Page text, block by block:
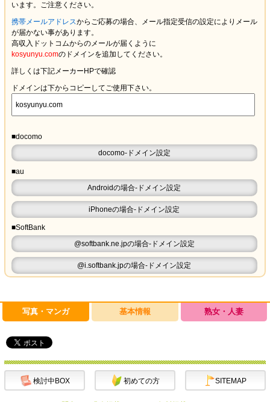
います。ご注意ください。
携帯メールアドレスからご応募の場合、メール指定受信の設定により メール
が届かない事があります。
高収入ドットコムからのメールが届くように
kosyunyu.comのドメインを追加してください。
詳しくは下記メーカーHPで確認
ドメインは下からコピーしてご使用下さい。
■docomo
docomo-ドメイン設定
■au
Androidの場合-ドメイン設定
iPhoneの場合-ドメイン設定
■SoftBank
@softbank.ne.jpの場合-ドメイン設定
@i.softbank.jpの場合-ドメイン設定
写真・マンガ 基本情報 熟女・人妻
検討中BOX 初めての方 SITEMAP